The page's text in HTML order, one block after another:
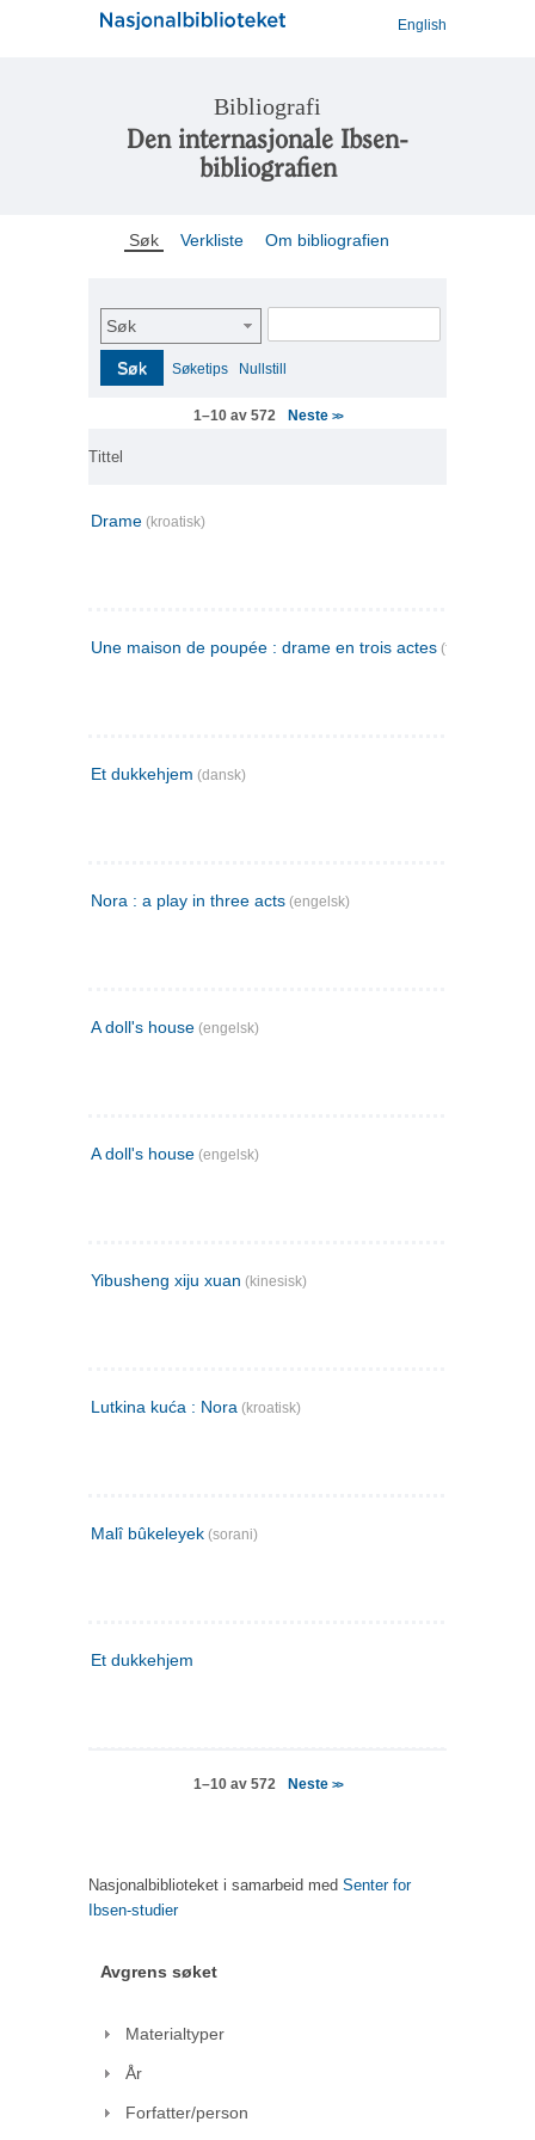
English
Bibliografi
Den internasjonale Ibsen-
bibliografien
Søk Verkliste Om bibliografien
Søk
Søk Søketips Nullstill
1–10 av 572 Neste >>
Tittel
Drame (kroatisk)
Une maison de poupée : drame en trois actes (fransk)
Et dukkehjem (dansk)
Nora : a play in three acts (engelsk)
A doll's house (engelsk)
A doll's house (engelsk)
Yibusheng xiju xuan (kinesisk)
Lutkina kuća : Nora (kroatisk)
Malî bûkeleyek (sorani)
Et dukkehjem
1–10 av 572 Neste >>
Nasjonalbiblioteket i samarbeid med Senter for
Ibsen-studier
Avgrens søket
Materialtyper
År
Forfatter/person